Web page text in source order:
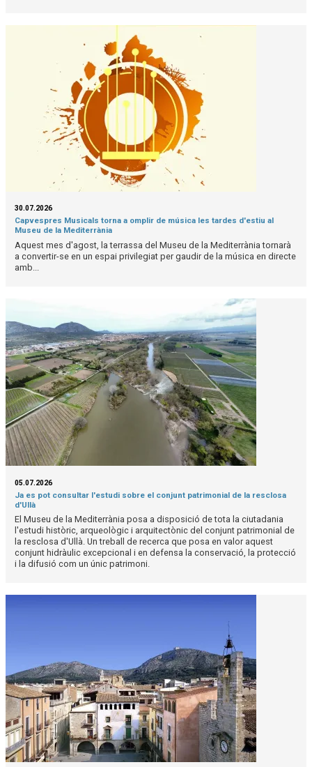
30.07.2026
Capvespres Musicals torna a omplir de música les tardes d'estiu al
Museu de la Mediterrània
Aquest mes d'agost, la terrassa del Museu de la Mediterrània tornarà
a convertir-se en un espai privilegiat per gaudir de la música en directe
amb...
05.07.2026
Ja es pot consultar l'estudi sobre el conjunt patrimonial de la resclosa
d'Ullà
El Museu de la Mediterrània posa a disposició de tota la ciutadania
l'estudi històric, arqueològic i arquitectònic del conjunt patrimonial de
la resclosa d'Ullà. Un treball de recerca que posa en valor aquest
conjunt hidràulic excepcional i en defensa la conservació, la protecció
i la difusió com un únic patrimoni.